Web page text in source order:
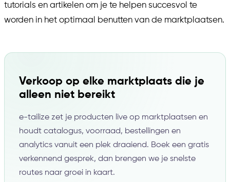
tutorials en artikelen om je te helpen succesvol te
worden in het optimaal benutten van de marktplaatsen.
Verkoop op elke marktplaats die je
alleen niet bereikt
e-tailize zet je producten live op marktplaatsen en
houdt catalogus, voorraad, bestellingen en
analytics vanuit een plek draaiend. Boek een gratis
verkennend gesprek, dan brengen we je snelste
routes naar groei in kaart.